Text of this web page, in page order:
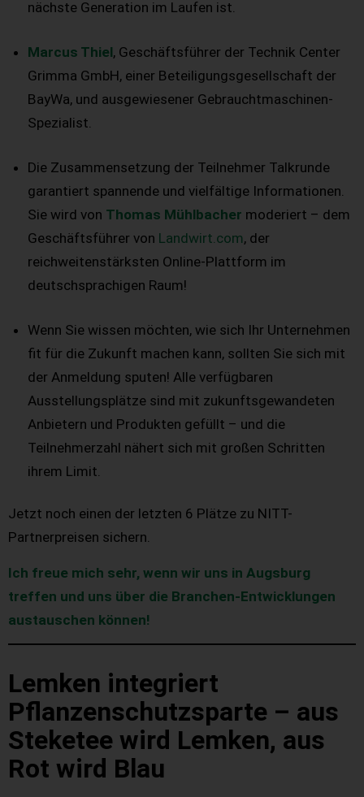
nächste Generation im Laufen ist.
Marcus Thiel, Geschäftsführer der Technik Center
Grimma GmbH, einer Beteiligungsgesellschaft der
BayWa, und ausgewiesener Gebrauchtmaschinen-
Spezialist.
Die Zusammensetzung der Teilnehmer Talkrunde
garantiert spannende und vielfältige Informationen.
Sie wird von Thomas Mühlbacher moderiert – dem
Geschäftsführer von Landwirt.com, der
reichweitenstärksten Online-Plattform im
deutschsprachigen Raum!
Wenn Sie wissen möchten, wie sich Ihr Unternehmen
fit für die Zukunft machen kann, sollten Sie sich mit
der Anmeldung sputen! Alle verfügbaren
Ausstellungsplätze sind mit zukunftsgewandeten
Anbietern und Produkten gefüllt – und die
Teilnehmerzahl nähert sich mit großen Schritten
ihrem Limit.
Jetzt noch einen der letzten 6 Plätze zu NITT-
Partnerpreisen sichern.
Ich freue mich sehr, wenn wir uns in Augsburg
treffen und uns über die Branchen-Entwicklungen
austauschen können!
Lemken integriert
Pflanzenschutzsparte – aus
Steketee wird Lemken, aus
Rot wird Blau